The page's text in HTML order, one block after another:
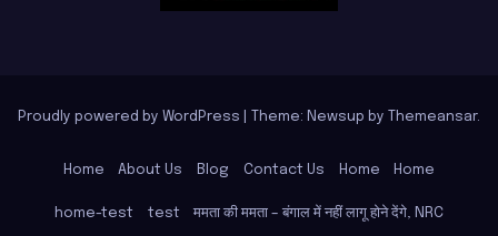
Proudly powered by WordPress Theme: Newsup by Themeansar.
Home About Us Blog Contact Us Home Home
home-test test ममता की ममता – बंगाल में नहीं लागू होने देंगे, NRC